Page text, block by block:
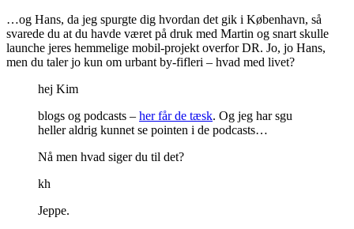
…og Hans, da jeg spurgte dig hvordan det gik i København, så
svarede du at du havde været på druk med Martin og snart skulle
launche jeres hemmelige mobil-projekt overfor DR. Jo, jo Hans,
men du taler jo kun om urbant by-fifleri – hvad med livet?
hej Kim
blogs og podcasts – her får de tæsk. Og jeg har sgu
heller aldrig kunnet se pointen i de podcasts…
Nå men hvad siger du til det?
kh
Jeppe.